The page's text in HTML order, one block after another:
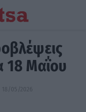
18 Μαΐου
18/05/2026